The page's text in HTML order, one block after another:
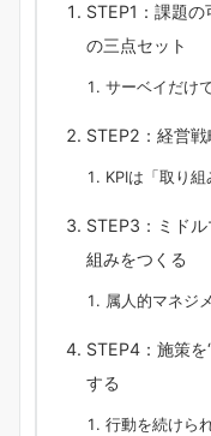
STEP1：課題
の三点セット
サーベイだけ
STEP2：経営
KPIは「取り
STEP3：ミド
組みをつくる
属人的マネジ
STEP4：施策
する
行動を続けら